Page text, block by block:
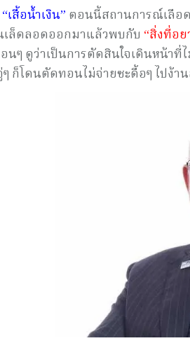
“เสื้อน้ำเงิน” ตอนนี้สถานการณ์เลือ
เล็ดลอดออกมาแล้วพบกับ “สิ่งที่อย
อนๆ ดูว่าเป็นการตัดสินใจเดินหน้
ก็โดนตัดทอนไม่จ่ายซะดื้อๆ ไปง้า